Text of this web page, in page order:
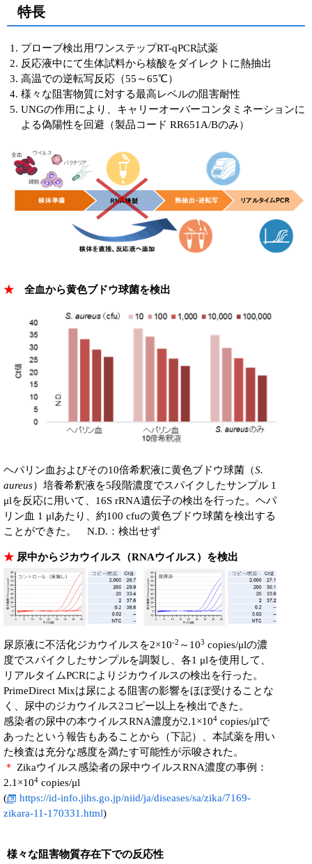
特長
プローブ検出用ワンステップRT-qPCR試薬
反応液中にて生体試料から核酸をダイレクトに熱抽出
高温での逆転写反応（55～65℃）
様々な阻害物質に対する最高レベルの阻害耐性
UNGの作用により、キャリーオーバーコンタミネーションに
よる偽陽性を回避（製品コード RR651A/Bのみ）
★ 全血から黄色ブドウ球菌を検出
ヘパリン血およびその10倍希釈液に黄色ブドウ球菌（S.
aureus）培養希釈液を5段階濃度でスパイクしたサンプル 1
μlを反応に用いて、16S rRNA遺伝子の検出を行った。ヘパ
リン血 1 μlあたり、約100 cfuの黄色ブドウ球菌を検出する
ことができた。 N.D.：検出せず
★ 尿中からジカウイルス（RNAウイルス）を検出
尿原液に不活化ジカウイルスを2×10-2 ～103 copies/μlの濃
度でスパイクしたサンプルを調製し、各1 μlを使用して、
リアルタイムPCRによりジカウイルスの検出を行った。
PrimeDirect Mixは尿による阻害の影響をほぼ受けることな
く、尿中のジカウイルス2コピー以上を検出できた。
感染者の尿中の本ウイルスRNA濃度が2.1×104 copies/μlで
あったという報告もあることから（下記）、本試薬を用い
た検査は充分な感度を満たす可能性が示唆された。
＊ Zikaウイルス感染者の尿中ウイルスRNA濃度の事例：
2.1×104 copies/μl
(
https://id-info.jihs.go.jp/niid/ja/diseases/sa/zika/7169-
zikara-11-170331.html)
様々な阻害物質存在下での反応性